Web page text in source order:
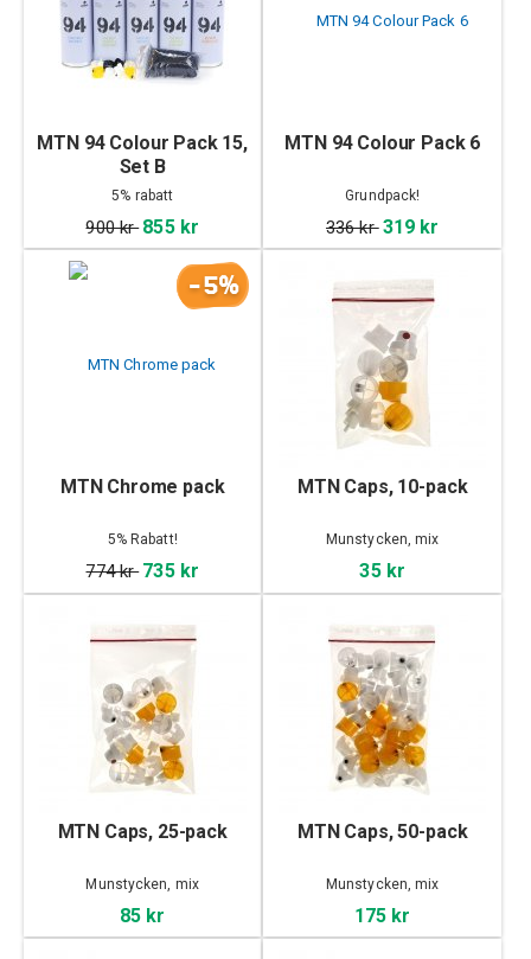
MTN 94 Colour Pack 15,
Set B
5% rabatt
900 kr 855 kr
MTN 94 Colour Pack 6
Grundpack!
336 kr319 kr
-5%
MTN Chrome pack
5% Rabatt!
774 kr 735 kr
MTN Caps, 10-pack
Munstycken, mix
35 kr
MTN Caps, 25-pack
Munstycken, mix
85 kr
MTN Caps, 50-pack
Munstycken, mix
175 kr